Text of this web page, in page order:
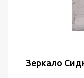
Зеркало